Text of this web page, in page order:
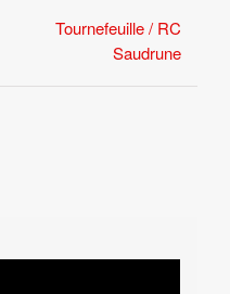
Tournefeuille / RC
Saudrune